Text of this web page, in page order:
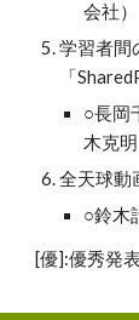
会社
学習者間
「
○長岡
木克
全天球動
○鈴木
[優]:優秀発